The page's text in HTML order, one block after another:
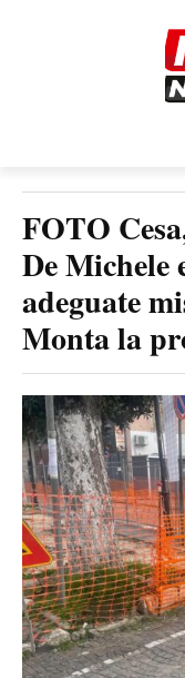
FOTO
De Michele
adeguate
Monta la